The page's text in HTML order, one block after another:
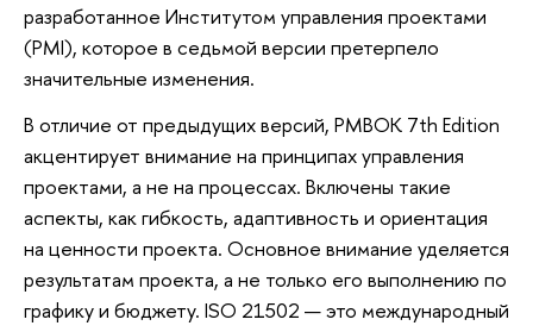
разработанное Институтом управления проектами
(PMI), которое в седьмой версии претерпело
значительные изменения.
В отличие от предыдущих версий, PMBOK 7th Edition
акцентирует внимание на принципах управления
проектами, а не на процессах. Включены такие
аспекты, как гибкость, адаптивность и ориентация
на ценности проекта. Основное внимание уделяется
результатам проекта, а не только его выполнению по
графику и бюджету. ISO 21502 — это международный